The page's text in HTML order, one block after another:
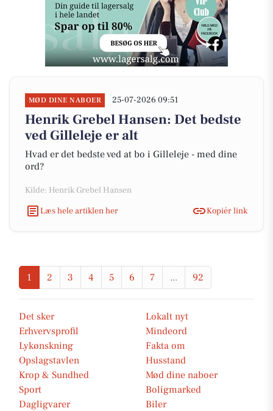
MØD DINE NABOER 25-07-2026 09:51
Henrik Grebel Hansen: Det bedste
ved Gilleleje er alt
Hvad er det bedste ved at bo i Gilleleje - med dine
ord?
Kilde: Henrik Grebel Hansen
Læs hele artiklen her
Kopiér link
1 2 3 4 5 6 7 ... 92
Det sker
Lokalt nyt
Erhvervsprofil
Mindeord
Lykønskning
Fakta om
Opslagstavlen
Husstand
Krop & Sundhed
Mød dine naboer
Sport
Boligmarked
Dagligvarer
Biler